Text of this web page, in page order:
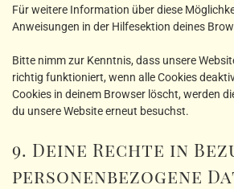
Für weitere Information über diese
Anweisungen in der Hilfesektion deines
Bitte nimm zur Kenntnis, dass unsere
richtig funktioniert, wenn alle Cookies
Cookies in deinem Browser löscht, werden
du unsere Website erneut besuchst.
9. Deine Rechte in
personenbezogene